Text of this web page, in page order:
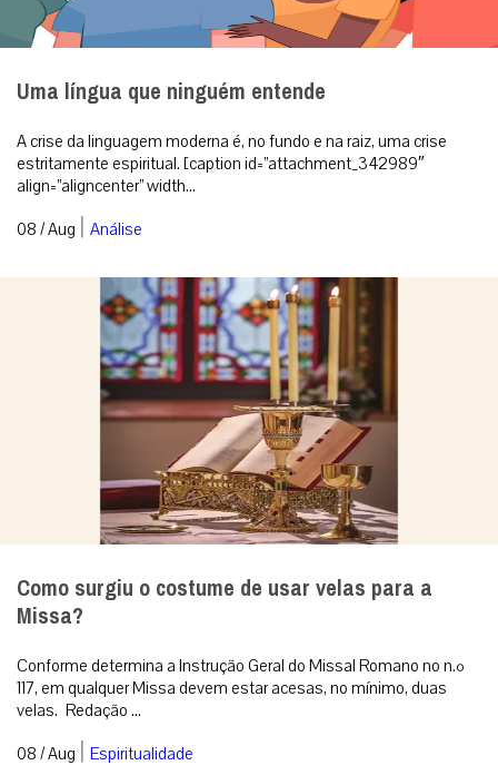
Uma língua que ninguém entende
A crise da linguagem moderna é, no fundo e na raiz, uma crise
estritamente espiritual. [caption id=”attachment_342989″
align=”aligncenter” width...
08 / Aug | Análise
Como surgiu o costume de usar velas para a
Missa?
Conforme determina a Instrução Geral do Missal Romano no n.º
117, em qualquer Missa devem estar acesas, no mínimo, duas
velas. Redação ...
08 / Aug | Espiritualidade